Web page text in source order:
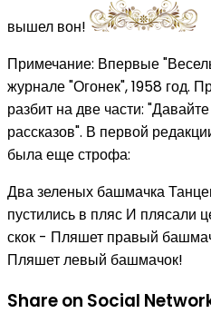
вышел вон!
Примечание: Впервые
журнале "Огонек", 1958 год.
разбит на две части:
рассказов". В первой
была еще строфа:
Два зеленых башмачка
пустились в пляс И плясали
скок - Пляшет правый
Пляшет левый башмачок!
Share on Social